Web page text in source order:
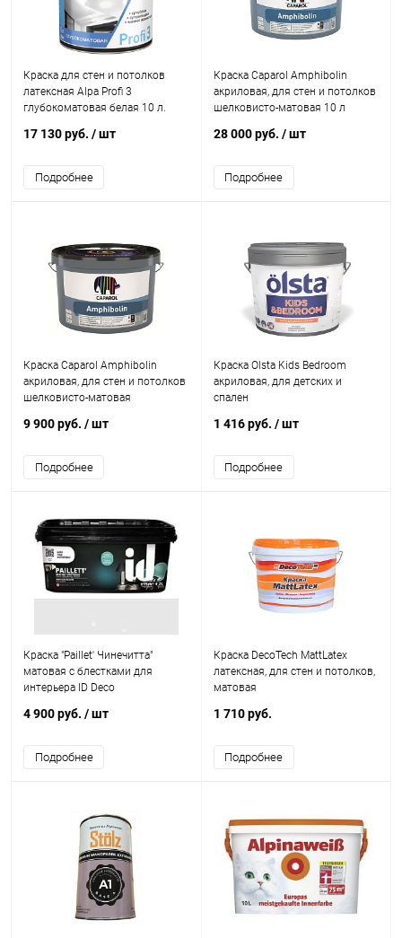
Краска для стен и потолков
латексная Alpa Profi 3
глубокоматовая белая 10 л.
17 130 руб. / шт
Подробнее
Краска Caparol Amphibolin
акриловая, для стен и потолков
шелковисто-матовая 10 л
28 000 руб. / шт
Подробнее
Краска Caparol Amphibolin
акриловая, для стен и потолков
шелковисто-матовая
9 900 руб. / шт
Подробнее
Краска Olsta Kids Bedroom
акриловая, для детских и
спален
1 416 руб. / шт
Подробнее
Краска "Paillet' Чинечитта"
матовая с блестками для
интерьера ID Deco
4 900 руб. / шт
Подробнее
Краска DecoTech MattLatex
латексная, для стен и потолков,
матовая
1 710 руб.
Подробнее